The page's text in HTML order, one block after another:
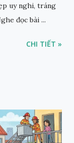
uy nghi, tráng
đọc bài ...
CHI TIẾT »